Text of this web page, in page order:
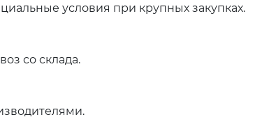
условия при крупных закупках.
со склада.